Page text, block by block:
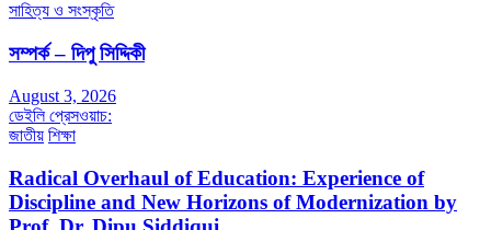
সাহিত্য ও সংস্কৃতি
সম্পর্ক – দিপু সিদ্দিকী
August 3, 2026
ডেইলি প্রেসওয়াচ:
জাতীয় শিক্ষা
Radical Overhaul of Education: Experience of
Discipline and New Horizons of Modernization by